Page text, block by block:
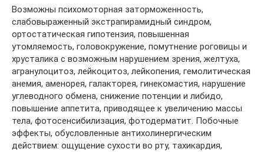
Возможны психомоторная заторможенность,
слабовыраженный экстрапирамидный синдром,
ортостатическая гипотензия, повышенная
утомляемость, головокружение, помутнение роговицы и
хрусталика с возможным нарушением зрения, желтуха,
агранулоцитоз, лейкоцитоз, лейкопения, гемолитическая
анемия, аменорея, галакторея, гинекомастия, нарушение
углеводного обмена, снижение потенции и либидо,
повышение аппетита, приводящее к увеличению массы
тела, фотосенсибилизация, фотодерматит. Побочные
эффекты, обусловленные антихолинергическим
действием: ощущение сухости во рту, тахикардия,